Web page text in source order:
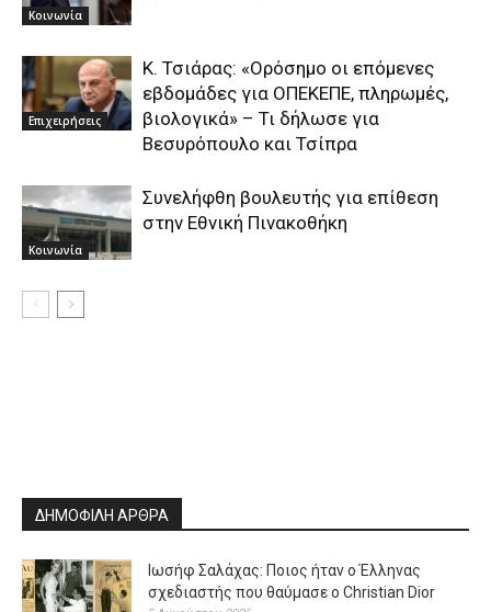
Κοινωνία
Επιχειρήσεις
Κ. Τσιάρας: «Ορόσημο οι επόμενες
εβδομάδες για ΟΠΕΚΕΠΕ, πληρωμές,
βιολογικά» – Τι δήλωσε για
Βεσυρόπουλο και Τσίπρα
Κοινωνία
Συνελήφθη βουλευτής για επίθεση
στην Εθνική Πινακοθήκη
ΔΗΜΟΦΙΛΗ ΑΡΘΡΑ
Ιωσήφ Σαλάχας: Ποιος ήταν ο Έλληνας
σχεδιαστής που θαύμασε ο Christian Dior